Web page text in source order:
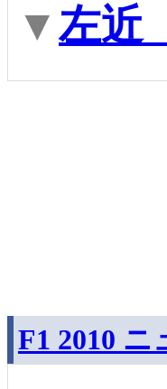
▼左近
F1 2010 ニ